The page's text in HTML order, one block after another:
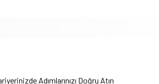
Adımlarınızı Doğru Atın